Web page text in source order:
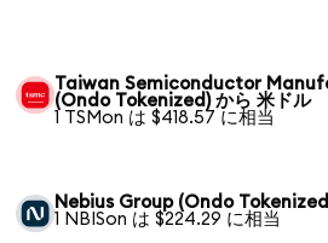
Taiwan Semiconductor
(Ondo Tokenized) から 米ドル
1 TSMon は $418.57 に相当
Nebius Group (Ondo
1 NBISon は $224.29 に相当